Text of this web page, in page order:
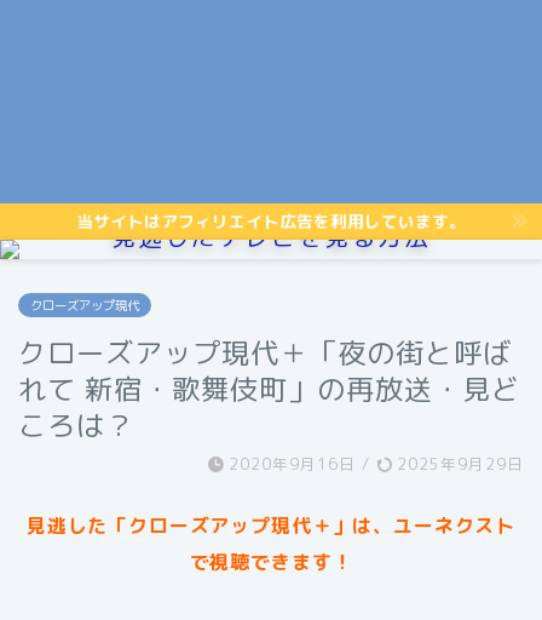
当サイトはアフィリエイト広告を利用しています。
見逃したテレビを見る方法
クローズアップ現代
クローズアップ現代＋「夜の街と呼ば
れて 新宿・歌舞伎町」の再放送・見ど
ころは？
2020年9月16日 / 2025年9月29日
見逃した「クローズアップ現代＋」は、ユーネクスト
で視聴できます！